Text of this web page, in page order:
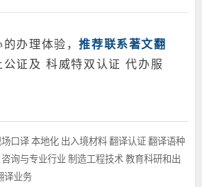
的办理体验，推荐联系著文翻
公证及 科威特双认证 代办服
口译 本地化 出入境材料 翻译认证 翻译语种
咨询与专业行业 制造工程技术 教育科研和出
译业务